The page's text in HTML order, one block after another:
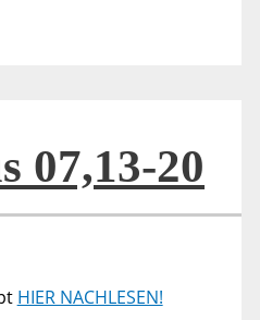
07,13-20
HIER NACHLESEN!